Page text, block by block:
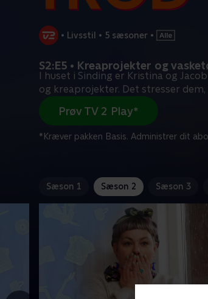
• Livsstil • 5 sæsoner •
S2:E5 • Kreaprojekter og
I huset i Sinding er Kristina og
og kreaprojekter. Det stresser
Prøv TV 2 Play*
*Kræver pakken Basis. Administrer dit
Sæson 1 Sæson 2 Sæson 3